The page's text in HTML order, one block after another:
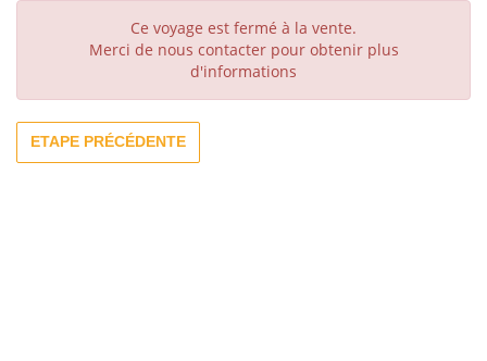
Ce voyage est fermé à la vente.
Merci de nous contacter pour obtenir plus
d'informations
ETAPE PRÉCÉDENTE